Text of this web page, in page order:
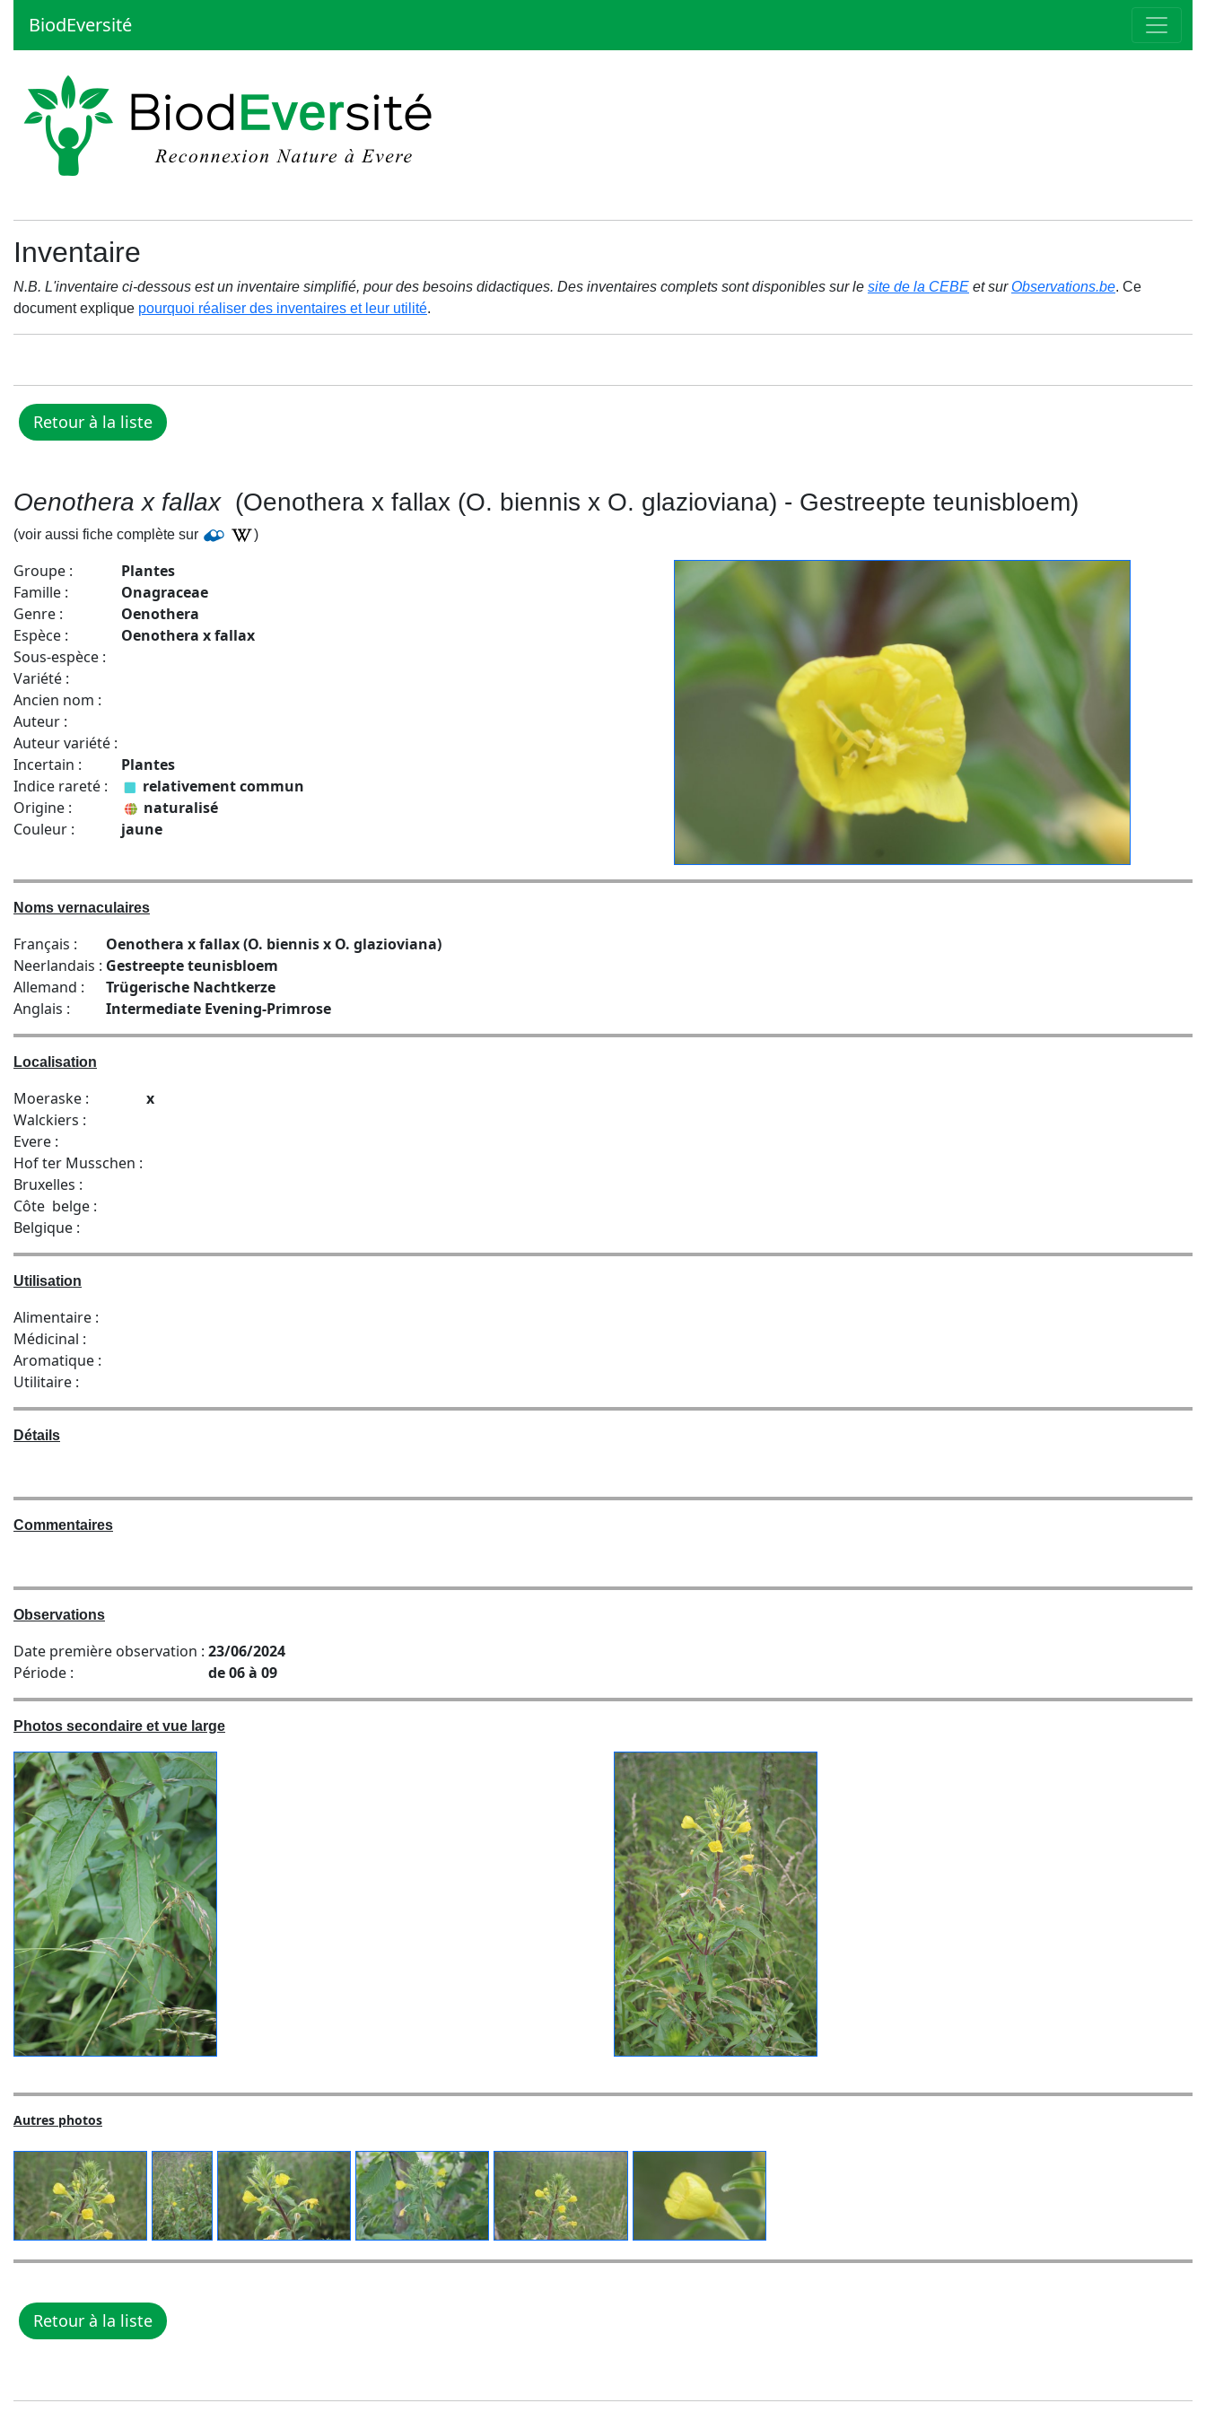
BiodEversité
Inventaire
N.B. L'inventaire ci-dessous est un inventaire simplifié, pour des besoins didactiques. Des inventaires complets sont disponibles sur le site de la CEBE et surObservations.be. Ce
document explique pourquoi réaliser des inventaires et leur utilité.
Oenothera x fallax (Oenothera x fallax (O. biennis x O. glazioviana) - Gestreepte teunisbloem)
(voir aussi fiche complète sur )
Groupe :
Plantes
Famille :
Onagraceae
Genre :
Oenothera
Espèce :
Oenothera x fallax
Sous-espèce :
Variété :
Ancien nom :
Auteur :
Auteur variété :
Incertain :
Plantes
Indice rareté :
relativement commun
Origine :
naturalisé
Couleur :
jaune
Noms vernaculaires
Français :
Oenothera x fallax (O. biennis x O. glazioviana)
Neerlandais : Gestreepte teunisbloem
Allemand :
Trügerische Nachtkerze
Anglais :
Intermediate Evening-Primrose
Localisation
Moeraske :
x
Walckiers :
Evere :
Hof ter Musschen :
Bruxelles :
Côte belge :
Belgique :
Utilisation
Alimentaire :
Médicinal :
Aromatique :
Utilitaire :
Détails
Commentaires
Observations
Date première observation : 23/06/2024
Période :
de 06 à 09
Photos secondaire et vue large
Autres photos